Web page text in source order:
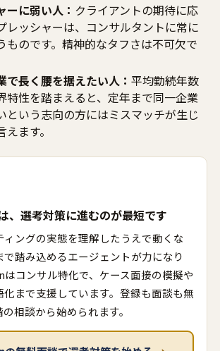
ーに弱い人： クライアントの期待に応
レッシャーは、コンサルタントに常に
ものです。精神的なタフさは不可欠で
で長く腰を据えたい人： 平均勤続年数
特性を踏まえると、定年まで同一企業
という志向の方にはミスマッチが生じ
ます。
、選考対策に進むのが最短です
ィングの実態を理解したうえで動くな
で踏み込めるエージェントが力になり
はコンサル特化で、ケース面接の模擬や
まで支援しています。登録も面談も無
相談から始められます。